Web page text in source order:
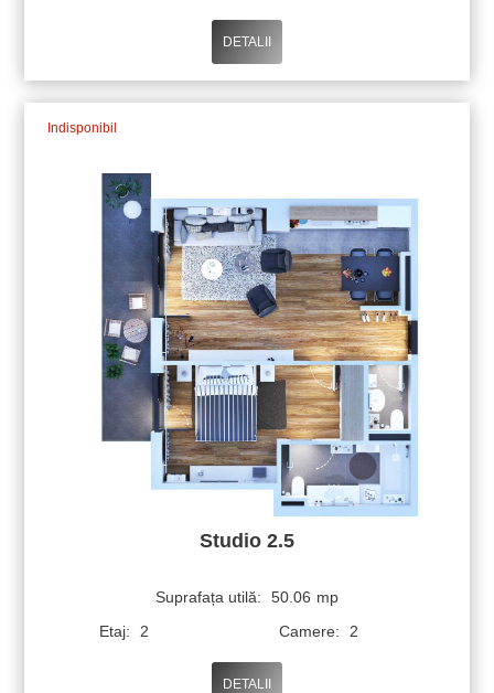
DETALII
Indisponibil
Studio 2.5
Suprafața utilă: 50.06 mp
Etaj:
2 Camere: 2
DETALII